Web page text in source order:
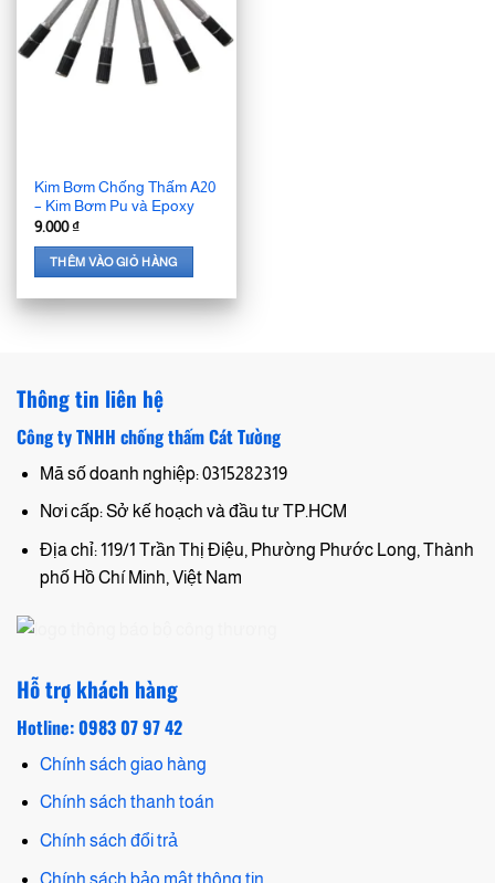
Kim Bơm Chống Thấm A20
– Kim Bơm Pu và Epoxy
9.000₫
THÊM VÀO GIỎ HÀNG
Thông tin liên hệ
Công ty TNHH chống thấm Cát Tường
Mã số doanh nghiệp: 0315282319
Nơi cấp: Sở kế hoạch và đầu tư TP.HCM
Địa chỉ: 119/1 Trần Thị Điệu, Phường Phước Long, Thành
phố Hồ Chí Minh, Việt Nam
Hỗ trợ khách hàng
Hotline: 0983 07 97 42
Chính sách giao hàng
Chính sách thanh toán
Chính sách đổi trả
Chính sách bảo mật thông tin